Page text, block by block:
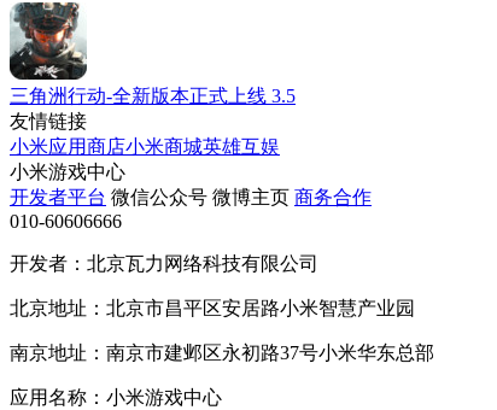
三角洲行动-全新版本正式上线 3.5
友情链接
小米应用商店小米商城英雄互娱
小米游戏中心
开发者平台 微信公众号 微博主页 商务合作
010-60606666
开发者：北京瓦力网络科技有限公司
北京地址：北京市昌平区安居路小米智慧产业园
南京地址：南京市建邺区永初路37号小米华东总部
应用名称：小米游戏中心